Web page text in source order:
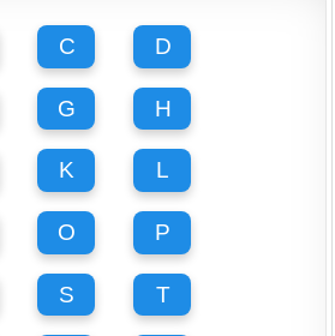
C D
G H
K L
O P
S T